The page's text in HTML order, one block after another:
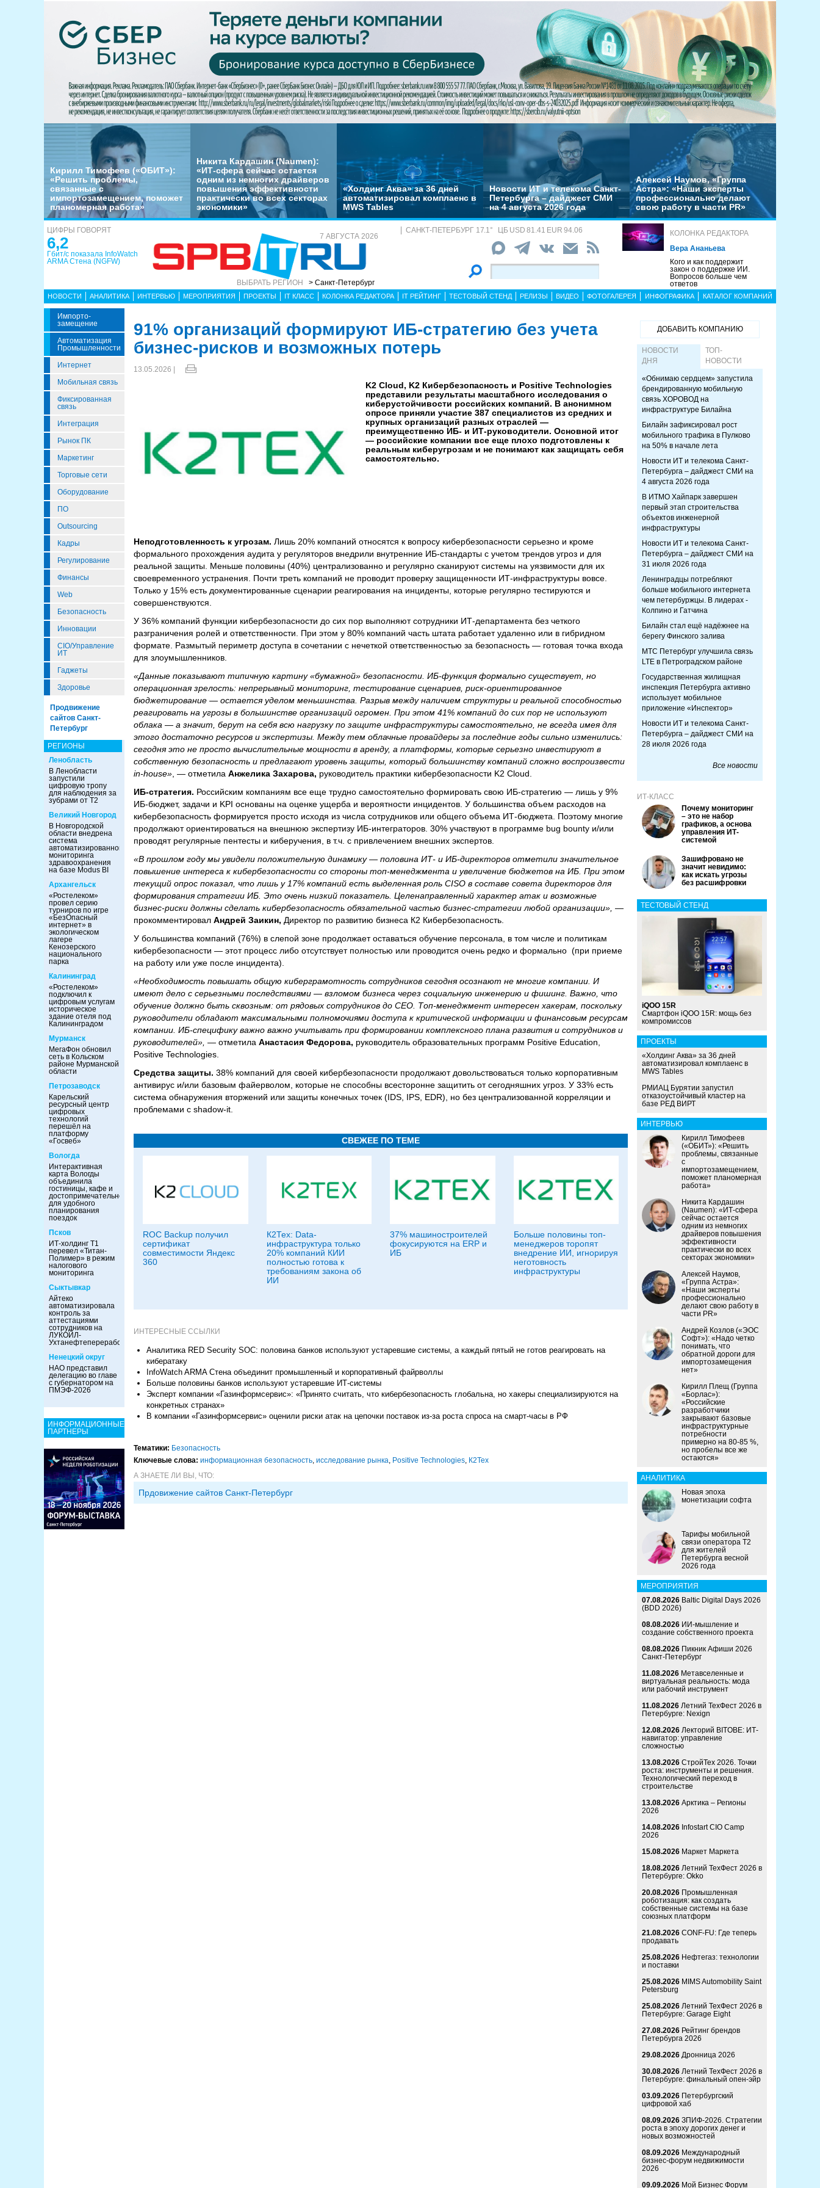
Кирилл Тимофеев («ОБИТ»):
«Решить проблемы,
связанные с
импортозамещением, поможет
планомерная работа»
Никита Кардашин (Naumen):
«ИТ-сфера сейчас остается
одним из немногих драйверов
повышения эффективности
практически во всех секторах
экономики»
«Холдинг Аква» за 36 дней
автоматизировал комплаенс в
MWS Tables
Новости ИТ и телекома Санкт-
Петербурга – дайджест СМИ
на 4 августа 2026 года
Алексей Наумов, «Группа
Астра»: «Наши эксперты
профессионально делают
свою работу в части PR»
ЦИФРЫ ГОВОРЯТ
6,2
Гбит/с показала InfoWatch
ARMA Стена (NGFW)
7 АВГУСТА 2026
ВЫБРАТЬ РЕГИОН > Санкт-Петербург
САНКТ-ПЕТЕРБУРГ 17.1° ЦБ USD 81.41 EUR 94.06
КОЛОНКА РЕДАКТОРА
Вера Ананьева
Кого и как поддержит
закон о поддержке ИИ.
Вопросов больше чем
ответов
НОВОСТИ АНАЛИТИКА ИНТЕРВЬЮ МЕРОПРИЯТИЯ ПРОЕКТЫ IT КЛАСС КОЛОНКА РЕДАКТОРА IT РЕЙТИНГ ТЕСТОВЫЙ СТЕНД РЕЛИЗЫ ВИДЕО ФОТОГАЛЕРЕЯ ИНФОГРАФИКА КАТАЛОГ КОМПАНИЙ
Импорто­
Замещение
Автоматизация
Промышленности
Интернет
Мобильная связь
Фиксированная
связь
Интеграция
Рынок ПК
Маркетинг
Торговые сети
Оборудование
ПО
Outsourcing
Кадры
Регулирование
Финансы
Web
Безопасность
Инновации
CIO/Управление
ИТ
Гаджеты
Здоровье
Продвижение
сайтов Санкт-
Петербург
РЕГИОНЫ
Ленобласть
В Ленобласти
запустили
цифровую тропу
для наблюдения за
зубрами от Т2
Великий Новгород
В Новгородской
области внедрена
система
автоматизированного
мониторинга
здравоохранения
на базе Modus BI
Архангельск
«Ростелеком»
провел серию
турниров по игре
«БезОпасный
интернет» в
экологическом
лагере
Кенозерского
национального
парка
Калининград
«Ростелеком»
подключил к
цифровым услугам
историческое
здание отеля под
Калининградом
Мурманск
МегаФон обновил
сеть в Кольском
районе Мурманской
области
Петрозаводск
Карельский
ресурсный центр
цифровых
технологий
перешёл на
платформу
«Госвеб»
Вологда
Интерактивная
карта Вологды
объединила
гостиницы, кафе и
достопримечательности
для удобного
планирования
поездок
Псков
ИТ-холдинг Т1
перевел «Титан-
Полимер» в режим
налогового
мониторинга
Сыктывкар
Айтеко
автоматизировала
контроль за
аттестациями
сотрудников на
ЛУКОЙЛ-
Ухтанефтепереработка
Ненецкий округ
НАО представил
делегацию во главе
с губернатором на
ПМЭФ-2026
ИНФОРМАЦИОННЫЕ
ПАРТНЕРЫ
91% организаций формируют ИБ-стратегию без учета
бизнес-рисков и возможных потерь
13.05.2026 |
K2 Cloud, K2 Кибербезопасность и Positive Technologies
представили результаты масштабного исследования о
киберустойчивости российских компаний. В анонимном
опросе приняли участие 387 специалистов из средних и
крупных организаций разных отраслей —
преимущественно ИБ- и ИТ-руководители. Основной итог
— российские компании все еще плохо подготовлены к
реальным киберугрозам и не понимают как защищать себя
самостоятельно.
Неподготовленность к угрозам. Лишь 20% компаний относятся к вопросу кибербезопасности серьезно и кроме
формального прохождения аудита у регуляторов внедрили внутренние ИБ-стандарты с учетом трендов угроз и для
реальной защиты. Меньше половины (40%) централизованно и регулярно сканируют системы на уязвимости для их
своевременного устранения. Почти треть компаний не проводит проверку защищенности ИТ-инфраструктуры вовсе.
Только у 15% есть документированные сценарии реагирования на инциденты, которые регулярно тестируются и
совершенствуются.
У 36% компаний функции кибербезопасности до сих пор выполняют сотрудники ИТ-департамента без четкого
разграничения ролей и ответственности. При этом у 80% компаний часть штата работает удаленно или в гибридном
формате. Размытый периметр доступа в сочетании с нечеткой ответственностью за безопасность — готовая точка входа
для злоумышленников.
«Данные показывают типичную картину «бумажной» безопасности. ИБ-функция формально существует, но
операционная зрелость: непрерывный мониторинг, тестирование сценариев, риск-ориентированное
бюджетирование — остается уделом меньшинства. Разрыв между наличием структуры и реальной способностью
реагировать на угрозы в большинстве организаций огромен. При этом 41% компаний до сих пор не используют
облака — а значит, берут на себя всю нагрузку по защите инфраструктуры самостоятельно, не всегда имея для
этого достаточно ресурсов и экспертизы. Между тем облачные провайдеры за последние годы сильно изменились:
сегодня это не просто вычислительные мощности в аренду, а платформы, которые серьезно инвестируют в
собственную безопасность и предлагают уровень защиты, который большинству компаний сложно воспроизвести
in-house» , — отметила Анжелика Захарова, руководитель практики кибербезопасности K2 Cloud.
ИБ-стратегия. Российским компаниям все еще трудно самостоятельно формировать свою ИБ-стратегию — лишь у 9%
ИБ-бюджет, задачи и KPI основаны на оценке ущерба и вероятности инцидентов. У большинства объем расходов на
кибербезопасность формируется просто исходя из числа сотрудников или общего объема ИТ-бюджета. Поэтому многие
продолжают ориентироваться на внешнюю экспертизу ИБ-интеграторов. 30% участвуют в программе bug bounty и/или
проводят регулярные пентесты и киберучения, в т.ч. с привлечением внешних экспертов.
«В прошлом году мы увидели положительную динамику — половина ИТ- и ИБ-директоров отметили значительное
повышение интереса к кибербезопасности со стороны топ-менеджмента и увеличение бюджетов на ИБ. При этом
текущий опрос показал, что лишь у 17% компаний есть выделенная роль CISO в составе совета директоров для
формирования стратегии ИБ. Это очень низкий показатель. Целенаправленный характер атак и возможные
бизнес-риски должны сделать кибербезопасность обязательной частью бизнес-стратегии любой организации», —
прокомментировал Андрей Заикин, Директор по развитию бизнеса К2 Кибербезопасность.
У большинства компаний (76%) в слепой зоне продолжает оставаться обучение персонала, в том числе и политикам
кибербезопасности — этот процесс либо отсутствует полностью или проводится очень редко и формально (при приеме
на работу или уже после инцидента).
«Необходимость повышать общую киберграмотность сотрудников сегодня осознают не многие компании. И
имеют дело с серьезными последствиями — взломом бизнеса через социальную инженерию и фишинг. Важно, что
обучение должно быть сквозным: от рядовых сотрудников до CEO. Топ-менеджмент интересен хакерам, поскольку
руководители обладают максимальными полномочиями доступа к критической информации и финансовым ресурсам
компании. ИБ-специфику важно важно учитывать при формировании комплексного плана развития и сотрудников и
руководителей», — отметила Анастасия Федорова, руководитель образовательных программ Positive Education,
Positive Technologies.
Средства защиты. 38% компаний для своей кибербезопасности продолжают довольствоваться только корпоративным
антивирус и/или базовым файерволом, которые не способны всесторонне защитить от сегодняшних угроз. У 33% есть
система обнаружения вторжений или защиты конечных точек (IDS, IPS, EDR), но без централизованной корреляции и
проблемами с shadow-it.
СВЕЖЕЕ ПО ТЕМЕ
ROC Backup получил
сертификат
совместимости Яндекс
360
К2Тех: Data-
инфраструктура только
20% компаний КИИ
полностью готова к
требованиям закона об
ИИ
37% машиностроителей
фокусируются на ERP и
ИБ
Больше половины топ-
менеджеров торопят
внедрение ИИ, игнорируя
неготовность
инфраструктуры
ИНТЕРЕСНЫЕ ССЫЛКИ
Аналитика RED Security SOC: половина банков используют устаревшие системы, а каждый пятый не готов реагировать на
кибератаку
InfoWatch ARMA Стена объединит промышленный и корпоративный файрволлы
Больше половины банков используют устаревшие ИТ-системы
Эксперт компании «Газинформсервис»: «Принято считать, что кибербезопасность глобальна, но хакеры специализируются на
конкретных странах»
В компании «Газинформсервис» оценили риски атак на цепочки поставок из-за роста спроса на смарт-часы в РФ
Тематики: Безопасность
Ключевые слова: информационная безопасность, исследование рынка, Positive Technologies, К2Тех
А ЗНАЕТЕ ЛИ ВЫ, ЧТО:
Прдовижение сайтов Санкт-Петербург
ДОБАВИТЬ КОМПАНИЮ
НОВОСТИ
ДНЯ
ТОП-
НОВОСТИ
«Обнимаю сердцем» запустила
брендированную мобильную
связь ХОРОВОД на
инфраструктуре Билайна
Билайн зафиксировал рост
мобильного трафика в Пулково
на 50% в начале лета
Новости ИТ и телекома Санкт-
Петербурга – дайджест СМИ на
4 августа 2026 года
В ИТМО Хайпарк завершен
первый этап строительства
объектов инженерной
инфраструктуры
Новости ИТ и телекома Санкт-
Петербурга – дайджест СМИ на
31 июля 2026 года
Ленинградцы потребляют
больше мобильного интернета
чем петербуржцы. В лидерах -
Колпино и Гатчина
Билайн стал ещё надёжнее на
берегу Финского залива
МТС Петербург улучшила связь
LTE в Петроградском районе
Государственная жилищная
инспекция Петербурга активно
использует мобильное
приложение «Инспектор»
Новости ИТ и телекома Санкт-
Петербурга – дайджест СМИ на
28 июля 2026 года
Все новости
ИТ-КЛАСС
Почему мониторинг
– это не набор
графиков, а основа
управления ИТ-
системой
Зашифровано не
значит невидимо:
как искать угрозы
без расшифровки
ТЕСТОВЫЙ СТЕНД
iQOO 15R
Смартфон iQOO 15R: мощь без
компромиссов
ПРОЕКТЫ
«Холдинг Аква» за 36 дней
автоматизировал комплаенс в
MWS Tables
РМИАЦ Бурятии запустил
отказоустойчивый кластер на
базе РЕД ВИРТ
ИНТЕРВЬЮ
Кирилл Тимофеев
(«ОБИТ»): «Решить
проблемы, связанные
с
импортозамещением,
поможет планомерная
работа»
Никита Кардашин
(Naumen): «ИТ-сфера
сейчас остается
одним из немногих
драйверов повышения
эффективности
практически во всех
секторах экономики»
Алексей Наумов,
«Группа Астра»:
«Наши эксперты
профессионально
делают свою работу в
части PR»
Андрей Козлов («ЭОС
Софт»): «Надо четко
понимать, что
обратной дороги для
импортозамещения
нет»
Кирилл Плещ (Группа
«Борлас»):
«Российские
разработчики
закрывают базовые
инфраструктурные
потребности
примерно на 80-85 %,
но пробелы все же
остаются»
АНАЛИТИКА
Новая эпоха
монетизации софта
Тарифы мобильной
связи оператора Т2
для жителей
Петербурга весной
2026 года
МЕРОПРИЯТИЯ
07.08.2026 Baltic Digital Days 2026
(BDD 2026)
08.08.2026 ИИ-мышление и
создание собственного проекта
08.08.2026 Пикник Афиши 2026
Санкт-Петербург
11.08.2026 Метавселенные и
виртуальная реальность: мода
или рабочий инструмент
11.08.2026 Летний ТехФест 2026 в
Петербурге: Nexign
12.08.2026 Лекторий BITOBE: ИТ-
навигатор: управление
сложностью
13.08.2026 СтройТех 2026. Точки
роста: инструменты и решения.
Технологический переход в
строительстве
13.08.2026 Арктика – Регионы
2026
14.08.2026 Infostart CIO Camp
2026
15.08.2026 Маркет Маркета
18.08.2026 Летний ТехФест 2026 в
Петербурге: Okko
20.08.2026 Промышленная
роботизация: как создать
собственные системы на базе
союзных платформ
21.08.2026 CONF-FU: Где теперь
продавать
25.08.2026 Нефтегаз: технологии
и поставки
25.08.2026 MIMS Automobility Saint
Petersburg
25.08.2026 Летний ТехФест 2026 в
Петербурге: Garage Eight
27.08.2026 Рейтинг брендов
Петербурга 2026
29.08.2026 Дронница 2026
30.08.2026 Летний ТехФест 2026 в
Петербурге: финальный опен-эйр
03.09.2026 Петербургский
цифровой хаб
08.09.2026 ЗПИФ-2026. Стратегии
роста в эпоху дорогих денег и
новых возможностей
08.09.2026 Международный
бизнес-форум недвижимости
2026
09.09.2026 Мой Бизнес Форум